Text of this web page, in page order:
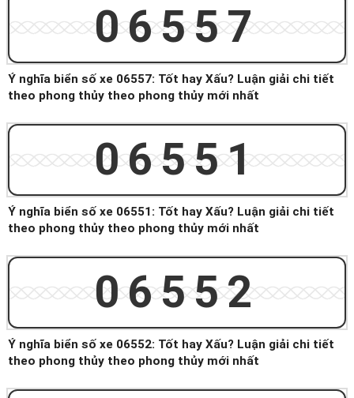
06557
Ý nghĩa biển số xe 06557: Tốt hay Xấu? Luận giải chi tiết
theo phong thủy theo phong thủy mới nhất
06551
Ý nghĩa biển số xe 06551: Tốt hay Xấu? Luận giải chi tiết
theo phong thủy theo phong thủy mới nhất
06552
Ý nghĩa biển số xe 06552: Tốt hay Xấu? Luận giải chi tiết
theo phong thủy theo phong thủy mới nhất